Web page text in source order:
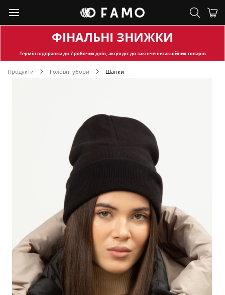
ФІНАЛЬНІ ЗНИЖКИ
Термін відправкидо 7 робочих днів, акція діє до закінчення акційних товарів
Продукти Головні убори Шапки